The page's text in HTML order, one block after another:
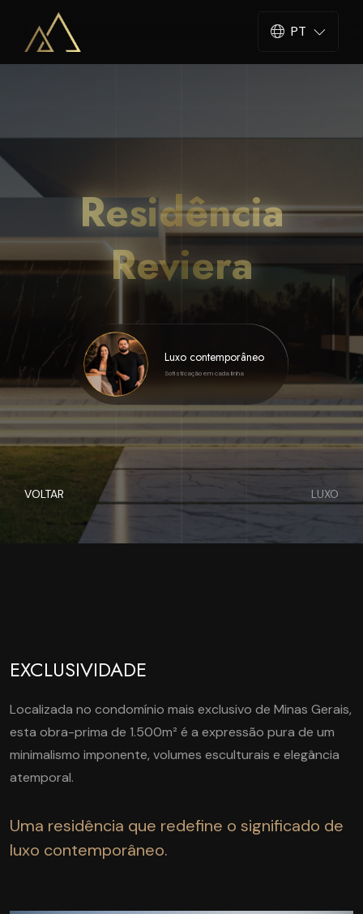
PT
Residência
Reviera
Luxo contemporâneo
Sofisticação em cada linha
VOLTAR LUXO
EXCLUSIVIDADE
Localizada no condomínio mais exclusivo de Minas Gerais,
esta obra-prima de 1.500m² é a expressão pura de um
minimalismo imponente, volumes esculturais e elegância
atemporal.
Uma residência que redefine o significado de
luxo contemporâneo.